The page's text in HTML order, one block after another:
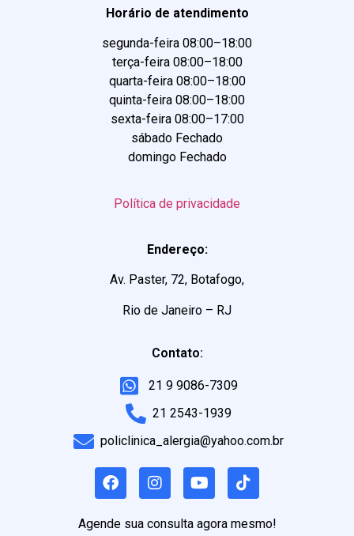
Horário de atendimento
segunda-feira 08:00–18:00
terça-feira 08:00–18:00
quarta-feira 08:00–18:00
quinta-feira 08:00–18:00
sexta-feira 08:00–17:00
sábado Fechado
domingo Fechado
Política de privacidade
Endereço:
Av. Paster, 72, Botafogo,
Rio de Janeiro – RJ
Contato:
21 9 9086-7309
21 2543-1939
policlinica_alergia@yahoo.com.br
Agende sua consulta agora mesmo!